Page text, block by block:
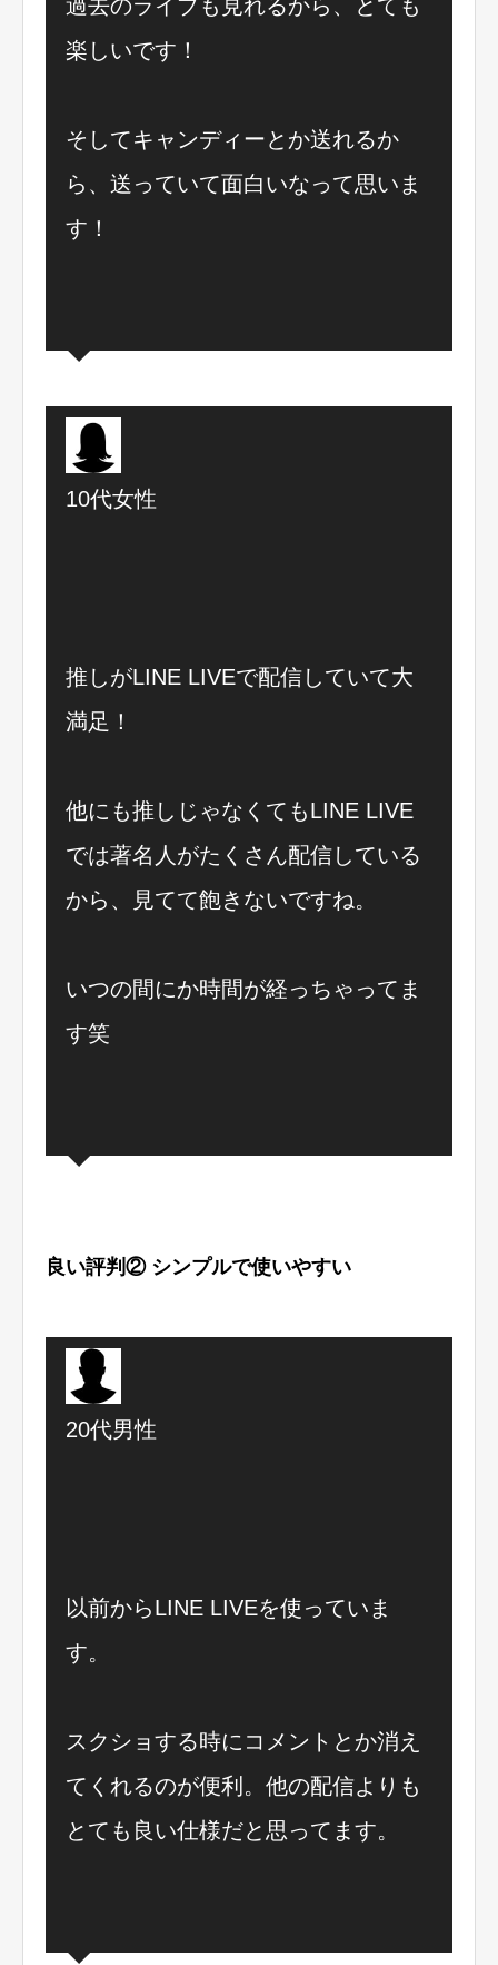
過去のライブも見れるから、とても
楽しいです！
そしてキャンディーとか送れるか
ら、送っていて面白いなって思いま
す！
10代女性
推しがLINE LIVEで配信していて大
満足！
他にも推しじゃなくてもLINE LIVE
では著名人がたくさん配信している
から、見てて飽きないですね。
いつの間にか時間が経っちゃってま
す笑
良い評判② シンプルで使いやすい
20代男性
以前からLINE LIVEを使っていま
す。
スクショする時にコメントとか消え
てくれるのが便利。他の配信よりも
とても良い仕様だと思ってます。